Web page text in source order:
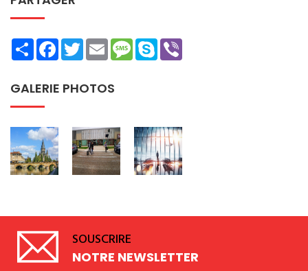
ShareFacebookTwitterEmailMessage
Skype
GALERIE PHOTOS
SOUSCRIRE
NOTRE NEWSLETTER